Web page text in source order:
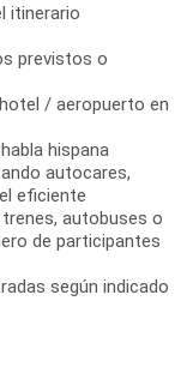
itinerario
previstos o
/ aeropuerto en
hispana
autocares,
eficiente
autobuses o
de participantes
según indicado